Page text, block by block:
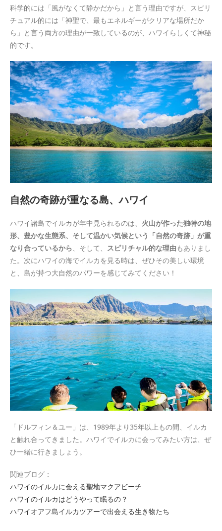
科学的には「風がなくて静かだから」と言う理由ですが、スピリ
チュアル的には「神聖で、最もエネルギーがクリアな場所だか
ら」と言う両方の理由が一致しているのが、ハワイらしくて神秘
的です。
自然の奇跡が重なる島、ハワイ
ハワイ諸島でイルカが年中見られるのは、 火山が作った独特の地
形、豊かな生態系、そして温かい気候という「自然の奇跡」が重
なり合っているから、そして、 スピリチャル的な理由もありまし
た。次にハワイの海でイルカを見る時は、ぜひその美しい環境
と、島が持つ大自然のパワーを感じてみてください！
「ドルフィン＆ユー」は、1989年より35年以上もの間、イルカ
と触れ合ってきました。ハワイでイルカに会ってみたい方は、ぜ
ひ一緒に行きましょう。
関連ブログ：
ハワイのイルカに会える聖地マクアビーチ
ハワイのイルカはどうやって眠るの？
ハワイオアフ島イルカツアーで出会える生き物たち